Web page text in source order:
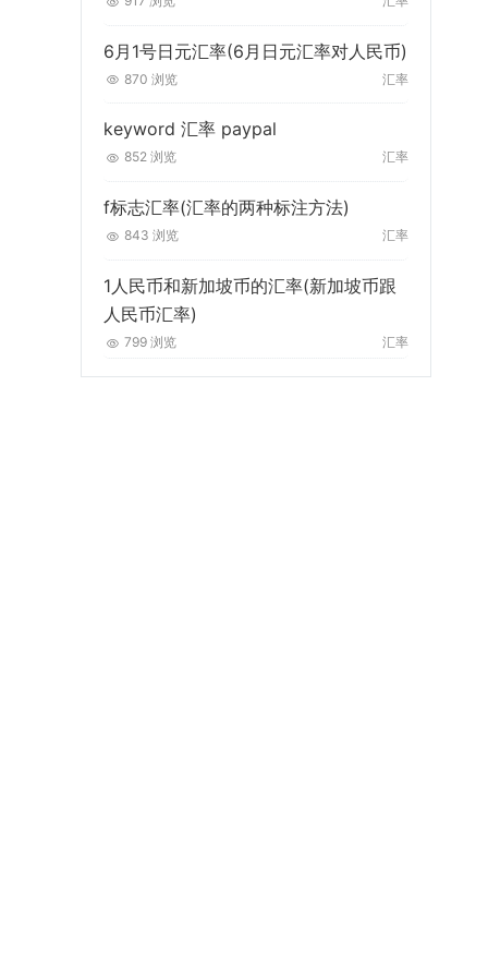
6月1号日元汇率(6月日元汇率对人民币)
870 浏览 汇率
keyword 汇率 paypal
852 浏览 汇率
f标志汇率(汇率的两种标注方法)
843 浏览 汇率
1人民币和新加坡币的汇率(新加坡币跟
人民币汇率)
799 浏览 汇率